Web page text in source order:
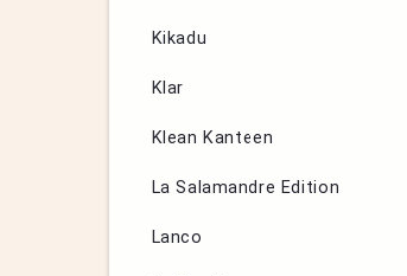
Kikadu
Klar
Klean Kanteen
La Salamandre Edition
Lanco